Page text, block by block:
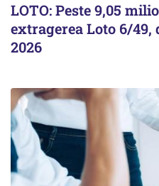
LOTO: Peste 9,05
extragerea Loto 6/49,
2026